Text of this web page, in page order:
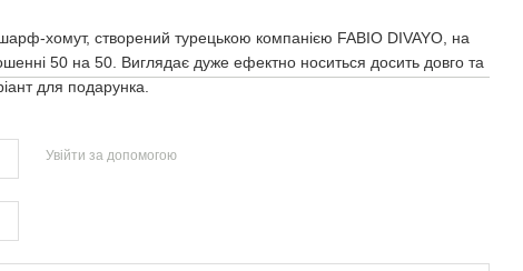
хомут, створений турецькою компанією FABIO DIVAYO, на
50 на 50. Виглядає дуже ефектно носиться досить довго та
для подарунка.
Увійти за допомогою